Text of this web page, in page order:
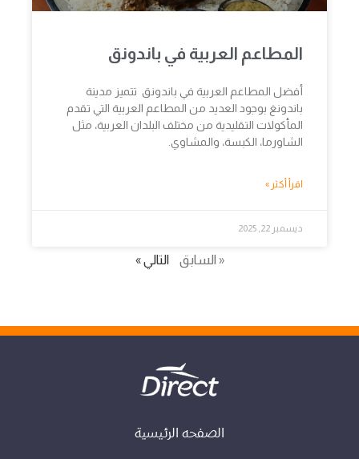
المطاعم العربية في باندونق
أفضل المطاعم العربية في باندونق تتميز مدينة
باندونغ بوجود العديد من المطاعم العربية التي تقدم
المأكولات التقليدية من مختلف البلدان العربية، مثل
الشاورما، الكبسة، والمشاوي.
اقرأ أكثر »
ديسمبر 22, 2025
« السابق التالي »
الصفحه الرئيسية